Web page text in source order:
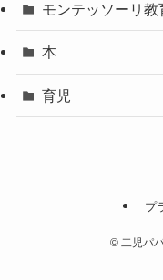
モンテッソーリ教
本
育児
プ
©二児パ